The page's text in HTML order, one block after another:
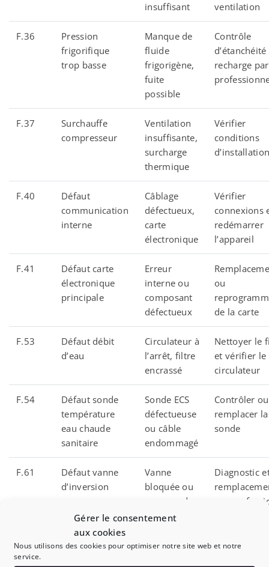
Gérer le consentement
aux cookies
Nous utilisons des cookies pour optimiser notre site web et notre
service.
insuffisant
ventilation
F.36
Pression
frigorifique
trop basse
Manque de
fluide
frigorigène,
fuite
possible
Contrôle
recharge par
F.37
Surchauffe
compresseur
Ventilation
insuffisante,
surcharge
thermique
Vérifier
conditions
F.40
Défaut
communication
interne
Câblage
défectueux,
carte
électronique
Vérifier
connexions
redémarrer
l’appareil
F.41
Défaut carte
électronique
principale
Erreur
interne ou
composant
défectueux
ou
de la carte
F.53
Défaut débit
d’eau
Circulateur à
l’arrêt, filtre
encrassé
Nettoyer le
et vérifier le
circulateur
F.54
Défaut sonde
température
eau chaude
sanitaire
Sonde ECS
défectueuse
ou câble
endommagé
Contrôler ou
remplacer la
sonde
F.61
Défaut vanne
d’inversion
Vanne
bloquée ou
commande
défectueuse
Diagnostic
par
F.62
Défaut vanne
Moteur de
Contrôler ou